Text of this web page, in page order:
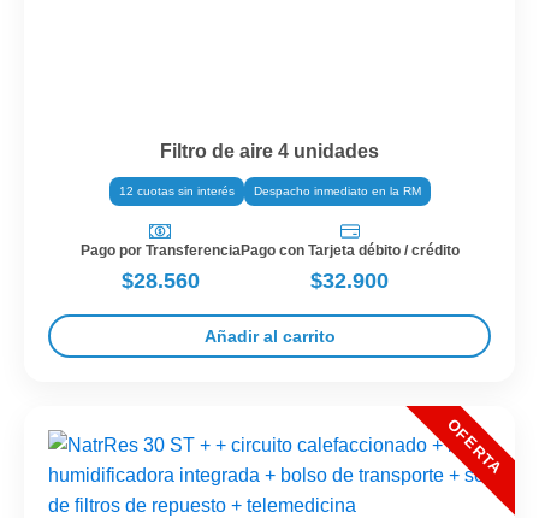
Filtro de aire 4 unidades
12 cuotas sin interés Despacho inmediato en la RM
Pago por Transferencia
$28.560
Pago con Tarjeta débito / crédito
$32.900
Añadir al carrito